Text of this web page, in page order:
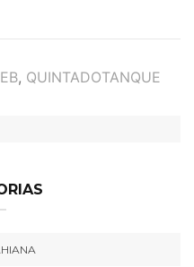
, QUINTADOTANQUE